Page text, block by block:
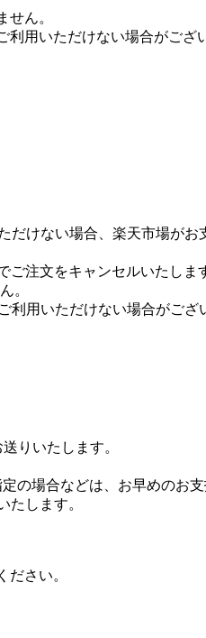
ん。
用いただけない場合がござ
けない場合、楽天市場が
注文をキャンセルいたしま
。
用いただけない場合がござ
りいたします。
の場合などは、お早めのお支
たします。
ください。